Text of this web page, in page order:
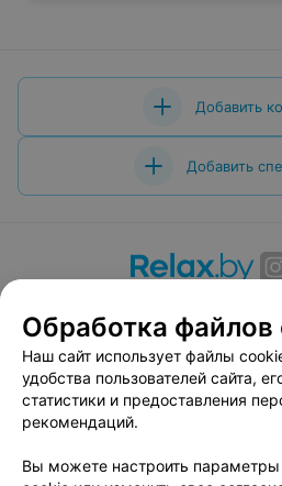
Добавить
Добавить
Вакансии
Публичный
Публичный договор по
«Афиша»
Пользовательское
Связаться по вопросам
Обработка файлов
Наш сайт использует файлы
удобства пользователей сайта,
статистики и предоставления
рекомендаций.
Вы можете настроить параметры